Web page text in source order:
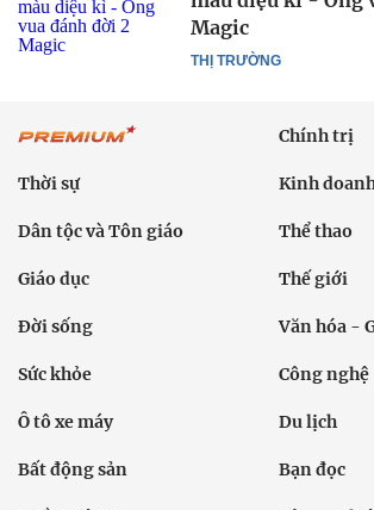
THỊ TRƯỜNG
Magic
Chính trị
Thời sự Kinh
Dân tộc và Tôn giáo Thể thao
Giáo dục Thế giới
Đời sống Văn hóa -
Sức khỏe Công nghệ
Ô tô xe máy Du lịch
Bất động sản Bạn đọc